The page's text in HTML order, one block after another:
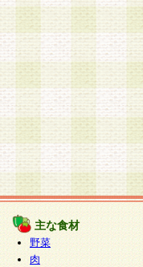
主な食材
野菜
肉